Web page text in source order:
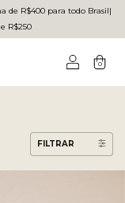
R$400 para todo Brasilㅤ|ㅤ
R$250
0
FILTRAR